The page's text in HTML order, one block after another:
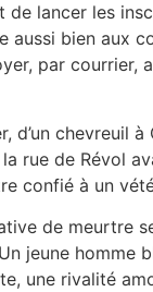
de lancer les
aussi bien aux
par courrier,
d’un chevreuil
la rue de Révol
confié à un
de meurtre
jeune homme
une rivalité